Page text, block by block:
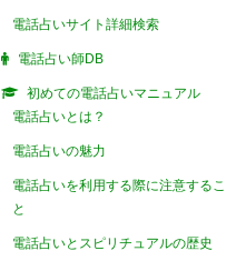
電話占いサイト詳細検索
電話占い師DB
初めての電話占いマニュアル
電話占いとは？
電話占いの魅力
電話占いを利用する際に注意するこ
と
電話占いとスピリチュアルの歴史